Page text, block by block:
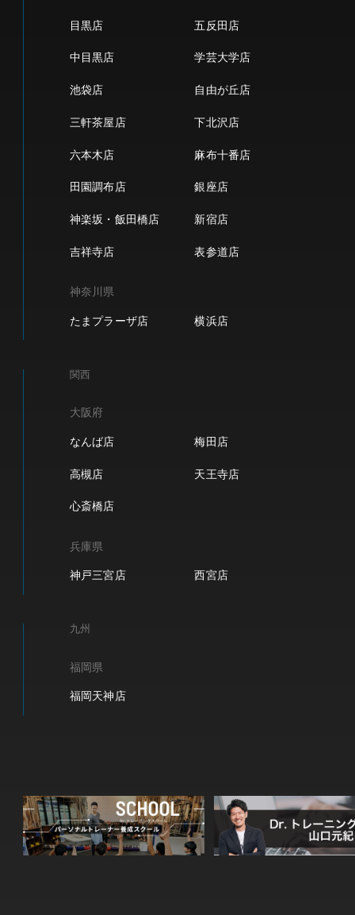
目黒店 五反田店
中目黒店 学芸大学店
池袋店 自由が丘店
三軒茶屋店 下北沢店
六本木店 麻布十番店
田園調布店 銀座店
神楽坂・飯田橋店 新宿店
吉祥寺店 表参道店
神奈川県
たまプラーザ店 横浜店
関西
大阪府
なんば店 梅田店
高槻店 天王寺店
心斎橋店
兵庫県
神戸三宮店 西宮店
九州
福岡県
福岡天神店